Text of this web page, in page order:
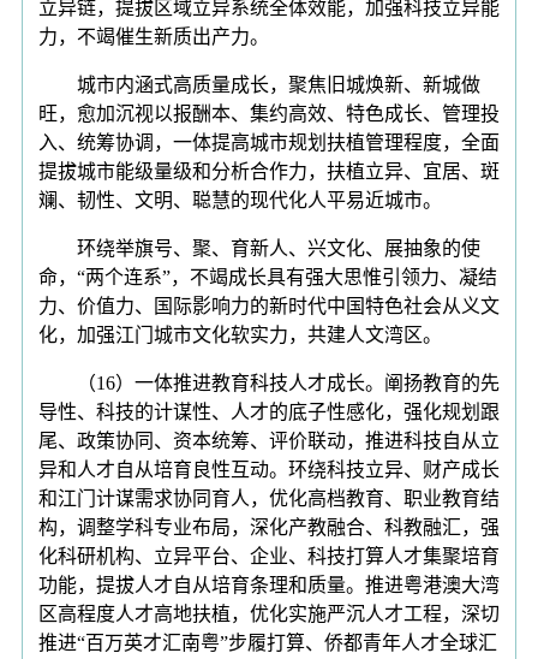
立异链，提拔区域立异系统全体效能，加强科技立异能
力，不竭催生新质出产力。
城市内涵式高质量成长，聚焦旧城焕新、新城做
旺，愈加沉视以报酬本、集约高效、特色成长、管理投
入、统筹协调，一体提高城市规划扶植管理程度，全面
提拔城市能级量级和分析合作力，扶植立异、宜居、斑
斓、韧性、文明、聪慧的现代化人平易近城市。
环绕举旗号、聚、育新人、兴文化、展抽象的使
命，“两个连系”，不竭成长具有强大思惟引领力、凝结
力、价值力、国际影响力的新时代中国特色社会从义文
化，加强江门城市文化软实力，共建人文湾区。
（16）一体推进教育科技人才成长。阐扬教育的先
导性、科技的计谋性、人才的底子性感化，强化规划跟
尾、政策协同、资本统筹、评价联动，推进科技自从立
异和人才自从培育良性互动。环绕科技立异、财产成长
和江门计谋需求协同育人，优化高档教育、职业教育结
构，调整学科专业布局，深化产教融合、科教融汇，强
化科研机构、立异平台、企业、科技打算人才集聚培育
功能，提拔人才自从培育条理和质量。推进粤港澳大湾
区高程度人才高地扶植，优化实施严沉人才工程，深切
推进“百万英才汇南粤”步履打算、侨都青年人才全球汇